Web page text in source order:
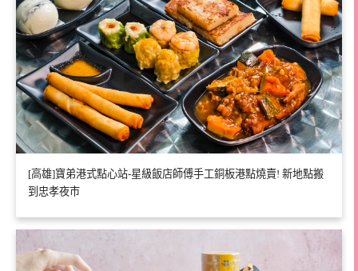
[高雄]寶弟港式點心站-星級飯店師傅手工銅板港點燒賣! 新地點搬
到忠孝夜市